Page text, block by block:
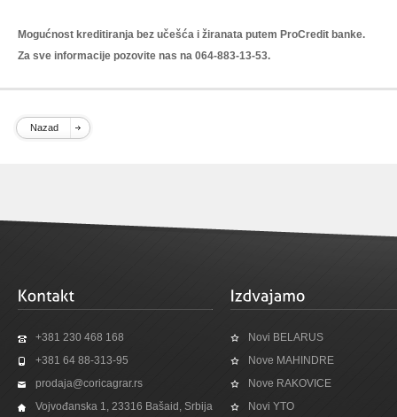
Mogućnost kreditiranja bez učešća i žiranata putem ProCredit banke.
Za sve informacije pozovite nas na 064-883-13-53.
Nazad
+381 230 468 168
+381 64 88-313-95
prodaja@coricagrar.rs
Vojvođanska 1, 23316 Bašaid, Srbija
Novi BELARUS
Nove MAHINDRE
Nove RAKOVICE
Novi YTO